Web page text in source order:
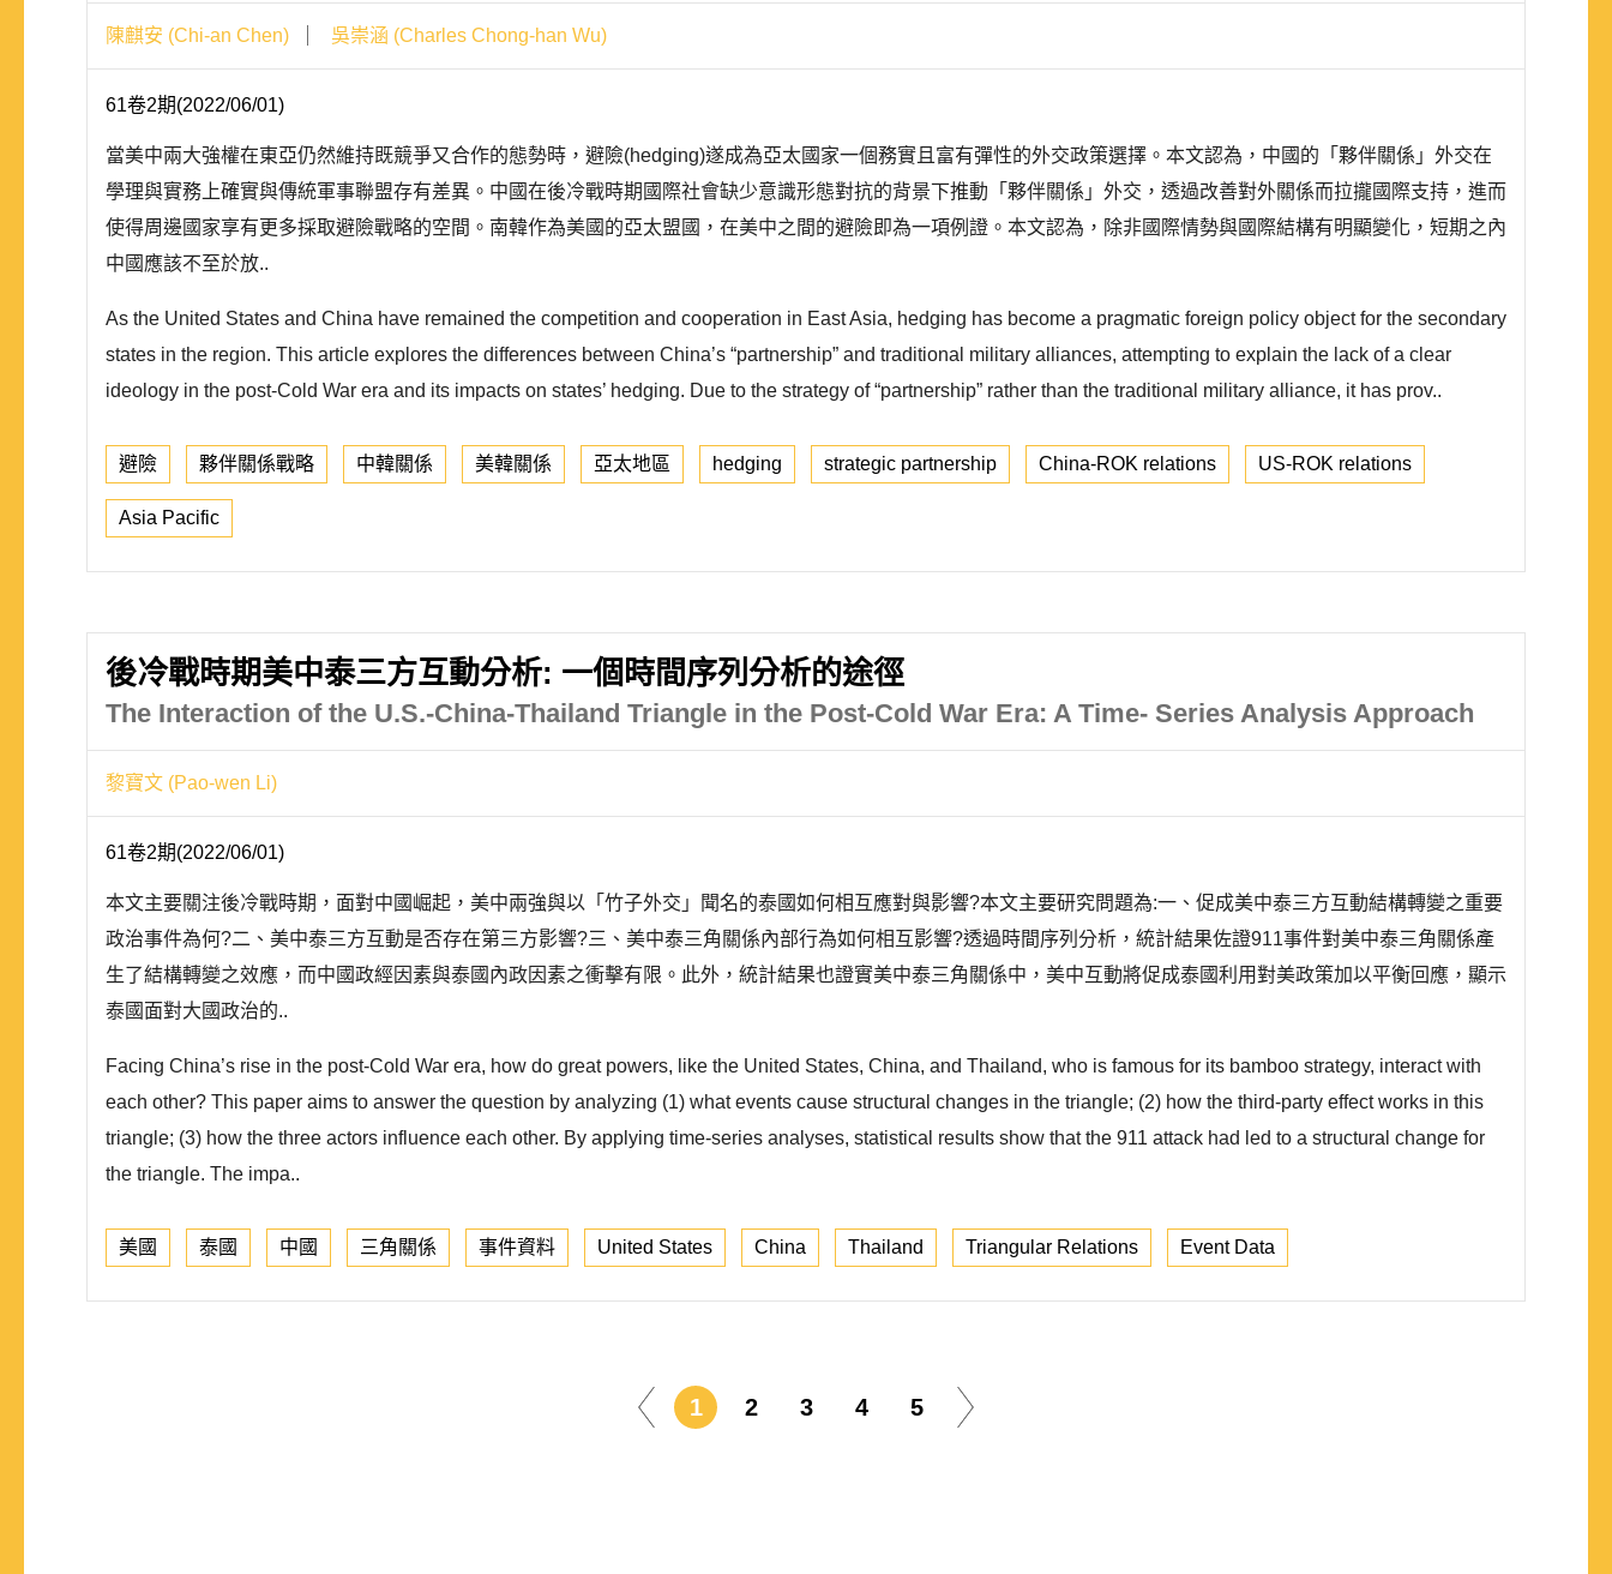
陳麒安 (Chi-an Chen) 吳崇涵 (Charles Chong-han Wu)
61卷2期(2022/06/01)
當美中兩大強權在東亞仍然維持既競爭又合作的態勢時，避險(hedging)遂成為亞太國家一個務實且富有彈性的外交政策選擇。本文認為，中國的「夥伴關係」外交在
學理與實務上確實與傳統軍事聯盟存有差異。中國在後冷戰時期國際社會缺少意識形態對抗的背景下推動「夥伴關係」外交，透過改善對外關係而拉攏國際支持，進而
使得周邊國家享有更多採取避險戰略的空間。南韓作為美國的亞太盟國，在美中之間的避險即為一項例證。本文認為，除非國際情勢與國際結構有明顯變化，短期之內
中國應該不至於放..
As the United States and China have remained the competition and cooperation in East Asia, hedging has become a pragmatic foreign policy object for the secondary
states in the region. This article explores the differences between China’s “partnership” and traditional military alliances, attempting to explain the lack of a clear
ideology in the post-Cold War era and its impacts on states’ hedging. Due to the strategy of “partnership” rather than the traditional military alliance, it has prov..
避險 夥伴關係戰略 中韓關係 美韓關係 亞太地區 hedging strategic partnership China-ROK relations US-ROK relations
Asia Pacific
後冷戰時期美中泰三方互動分析: 一個時間序列分析的途徑
The Interaction of the U.S.-China-Thailand Triangle in the Post-Cold War Era: A Time- Series Analysis Approach
黎寶文 (Pao-wen Li)
61卷2期(2022/06/01)
本文主要關注後冷戰時期，面對中國崛起，美中兩強與以「竹子外交」聞名的泰國如何相互應對與影響?本文主要研究問題為:一、促成美中泰三方互動結構轉變之重要
政治事件為何?二、美中泰三方互動是否存在第三方影響?三、美中泰三角關係內部行為如何相互影響?透過時間序列分析，統計結果佐證911事件對美中泰三角關係產
生了結構轉變之效應，而中國政經因素與泰國內政因素之衝擊有限。此外，統計結果也證實美中泰三角關係中，美中互動將促成泰國利用對美政策加以平衡回應，顯示
泰國面對大國政治的..
Facing China’s rise in the post-Cold War era, how do great powers, like the United States, China, and Thailand, who is famous for its bamboo strategy, interact with
each other? This paper aims to answer the question by analyzing (1) what events cause structural changes in the triangle; (2) how the third-party effect works in this
triangle; (3) how the three actors influence each other. By applying time-series analyses, statistical results show that the 911 attack had led to a structural change for
the triangle. The impa..
美國 泰國 中國 三角關係 事件資料 United States China Thailand Triangular Relations Event Data
1 2 3 4 5